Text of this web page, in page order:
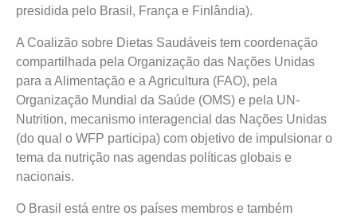
presidida pelo Brasil, França e Finlândia).
A Coalizão sobre Dietas Saudáveis tem coordenação
compartilhada pela Organização das Nações Unidas
para a Alimentação e a Agricultura (FAO), pela
Organização Mundial da Saúde (OMS) e pela UN-
Nutrition, mecanismo interagencial das Nações Unidas
(do qual o WFP participa) com objetivo de impulsionar o
tema da nutrição nas agendas políticas globais e
nacionais.
O Brasil está entre os países membros e também